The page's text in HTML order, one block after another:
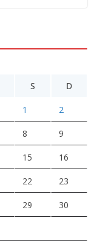
S D
1 2
8 9
15 16
22 23
29 30